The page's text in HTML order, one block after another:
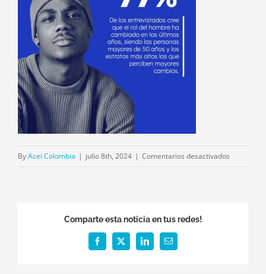
ByAcei Colombia | julio 8th, 2024 | Comentarios desactivados
Comparte esta noticia en tus redes!
Facebook
X LinkedInEmail